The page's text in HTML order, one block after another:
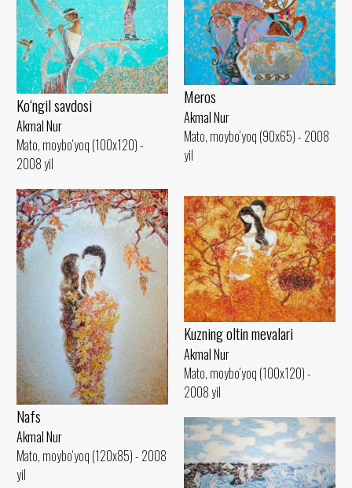
Meros
Akmal Nur
Mato, moybo‘yoq (90x65) - 2008
yil
Ko‘ngil savdosi
Akmal Nur
Mato, moybo‘yoq (100x120) -
2008 yil
Nafs
Akmal Nur
Mato, moybo‘yoq (120x85) - 2008
yil
Kuzning oltin mevalari
Akmal Nur
Mato, moybo‘yoq (100x120) -
2008 yil